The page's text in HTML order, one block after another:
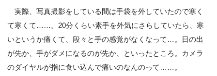
実際、写真撮影をしている間は手袋を外していたので寒く
て寒くて……。20分くらい素手を外気にさらしていたら、寒
いというか痛くて、段々と手の感覚がなくなって…。日の出
が先か、手がダメになるのが先か、といったところ。カメラ
のダイヤルが指に食い込んで痛いのなんのって……。